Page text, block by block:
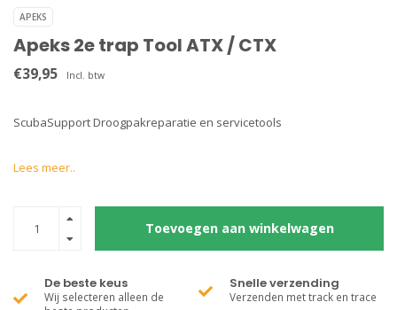
APEKS
Apeks 2e trap Tool ATX / CTX
€39,95 Incl. btw
ScubaSupport Droogpakreparatie en servicetools
Lees meer..
Toevoegen aan winkelwagen
De beste keus
Wij selecteren alleen de
Snelle verzending
Verzenden met track en trace